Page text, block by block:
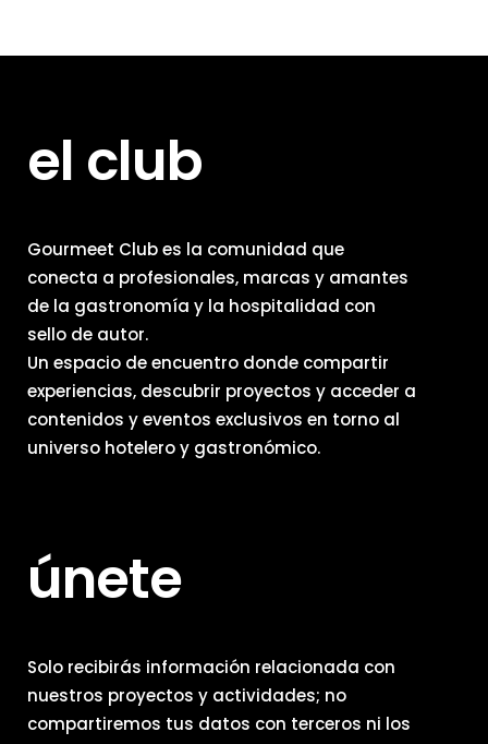
el club
Gourmeet Club es la comunidad que
conecta a profesionales, marcas y amantes
de la gastronomía y la hospitalidad con
sello de autor.
Un espacio de encuentro donde compartir
experiencias, descubrir proyectos y acceder a
contenidos y eventos exclusivos en torno al
universo hotelero y gastronómico.
únete
Solo recibirás información relacionada con
nuestros proyectos y actividades; no
compartiremos tus datos con terceros ni los